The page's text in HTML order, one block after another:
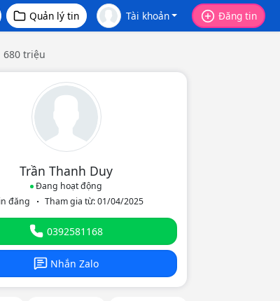
Quản lý tin Tài khoản Đăng tin
680 triệu
Trần Thanh Duy
Đang hoạt động
đăng
Tham gia từ: 01/04/2025
0392581168
Nhắn Zalo